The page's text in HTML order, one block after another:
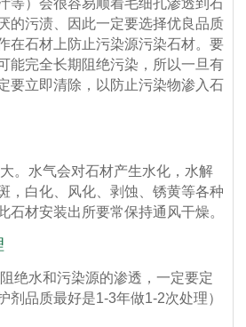
的污渍、因此一定要选择优良品质
在石材上防止污染源污染石材。要
能完全长期阻绝污染，所以一旦有
要立即清除，以防止污染物渗入石
。水气会对石材产生水化，水解
，白化、风化、剥蚀、锈黄等各种
石材安装出所要常保持通风干燥。
绝水和污染源的渗透，一定要定
剂品质最好是1-3年做1-2次处理）